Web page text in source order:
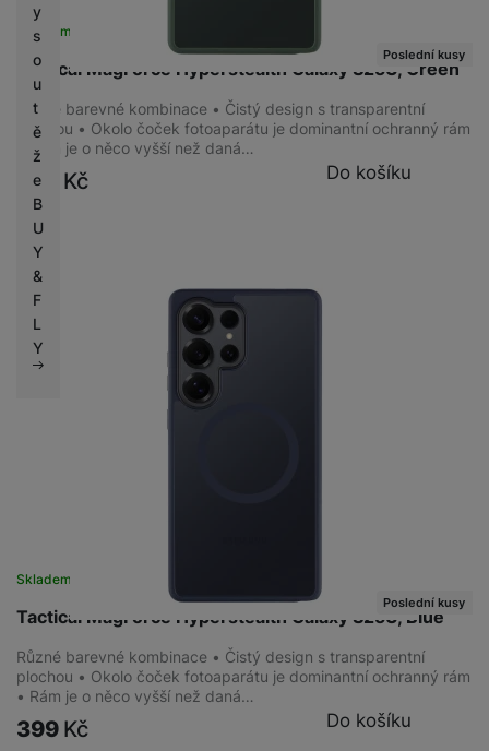
y
s
o
u
t
ě
ž
e
B
U
Y
&
F
L
Y
Tactical MagForce Hyperstealth Galaxy S25U, Green
Skladem na prodejně
Poslední kusy
Různé barevné kombinace • Čistý design s transparentní
plochou • Okolo čoček fotoaparátu je dominantní ochranný rám
• Rám je o něco vyšší než daná…
399 Kč Do košíku
Tactical MagForce Hyperstealth Galaxy S25U, Blue
Skladem
Poslední kusy
Různé barevné kombinace • Čistý design s transparentní
plochou • Okolo čoček fotoaparátu je dominantní ochranný rám
• Rám je o něco vyšší než daná…
399 Kč Do košíku